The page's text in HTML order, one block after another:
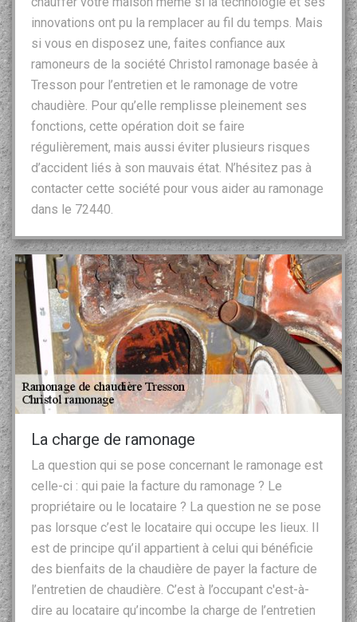
innovations ont pu la remplacer au fil du temps. Mais
si vous en disposez une, faites confiance aux
ramoneurs de la société Christol ramonage basée à
Tresson pour l’entretien et le ramonage de votre
chaudière. Pour qu’elle remplisse pleinement ses
fonctions, cette opération doit se faire
régulièrement, mais aussi éviter plusieurs risques
d’accident liés à son mauvais état. N’hésitez pas à
contacter cette société pour vous aider au ramonage
dans le 72440.
La charge de ramonage
La question qui se pose concernant le ramonage est
celle-ci : qui paie la facture du ramonage ? Le
propriétaire ou le locataire ? La question ne se pose
pas lorsque c’est le locataire qui occupe les lieux. Il
est de principe qu’il appartient à celui qui bénéficie
des bienfaits de la chaudière de payer la facture de
l’entretien de chaudière. C’est à l’occupant c'est-à-
dire au locataire qu’incombe la charge de l’entretien